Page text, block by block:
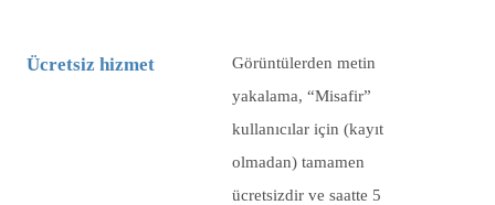
Ücretsiz hizmet
Görüntülerden metin
yakalama, “Misafir”
kullanıcılar için (kayıt
olmadan) tamamen
ücretsizdir ve saatte 5